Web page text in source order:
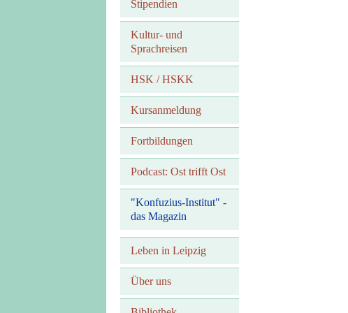
Stipendien
Kultur- und
Sprachreisen
HSK / HSKK
Kursanmeldung
Fortbildungen
Podcast: Ost trifft Ost
"Konfuzius-Institut" -
das Magazin
Leben in Leipzig
Über uns